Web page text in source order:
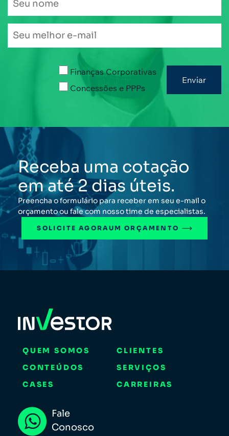
Finanças Corporativas
Concessões e PPPs
Receba uma cotação
em até 2 dias úteis.
Preencha o formulário para receber em seu e-mail o
orçamento ou fale com nosso time de especialistas.
SOLICITE AGORAUM ORÇAMENTO
QUEM SOMOS
CLIENTES
CONTEÚDOS
SERVIÇOS
CASES
CARREIRAS
Fale
Conosco